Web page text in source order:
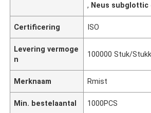
, Neus subglottic
Certificering ISO
Levering vermoge
n
100000 Stuk/
Merknaam Rmist
Min. bestelaantal 1000PCS